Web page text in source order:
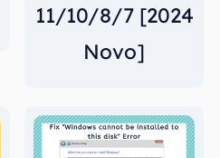
11/10/8/7 [2024
Novo]